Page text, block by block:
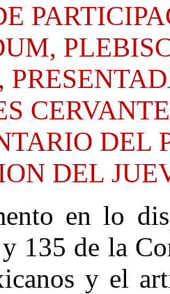
DEL
DEL
en lo
135 de la
y el